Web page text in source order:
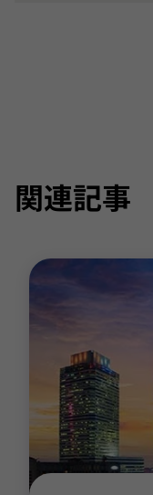
関連記事